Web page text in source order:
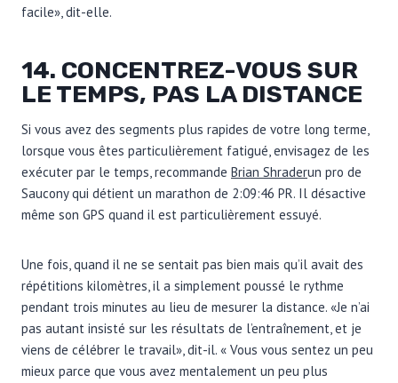
facile», dit-elle.
14. CONCENTREZ-VOUS SUR
LE TEMPS, PAS LA DISTANCE
Si vous avez des segments plus rapides de votre long terme,
lorsque vous êtes particulièrement fatigué, envisagez de les
exécuter par le temps, recommande Brian Shraderun pro de
Saucony qui détient un marathon de 2:09:46 PR. Il désactive
même son GPS quand il est particulièrement essuyé.
Une fois, quand il ne se sentait pas bien mais qu’il avait des
répétitions kilomètres, il a simplement poussé le rythme
pendant trois minutes au lieu de mesurer la distance. «Je n’ai
pas autant insisté sur les résultats de l’entraînement, et je
viens de célébrer le travail», dit-il. « Vous vous sentez un peu
mieux parce que vous avez mentalement un peu plus